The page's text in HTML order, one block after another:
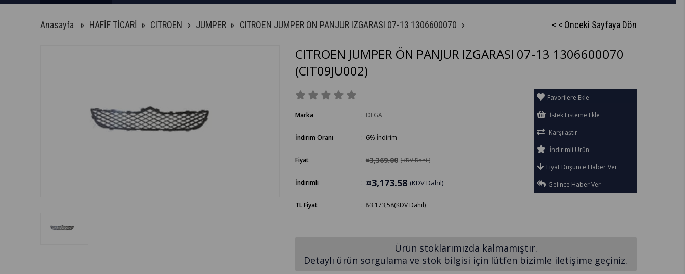
Anasayfa HAFİF TİCARİ CITROEN JUMPER CITROEN JUMPER ÖN PANJUR IZGARASI 07-13 1306600070 < < Önceki Sayfaya Dön
CITROEN JUMPER ÖN PANJUR IZGARASI 07-13 1306600070
(CIT09JU002)
Marka : DEGA
İndirim Oranı : %
6 İndirim
Fiyat : ¤3,369.00 (KDV Dahil)
İndirimli : ¤3,173.58 (KDV Dahil)
TL Fiyat : ₺3.173,58(KDV Dahil)
Favorilere Ekle
İstek Listeme Ekle
Karşılaştır
İndirimli Ürün
Fiyat Düşünce Haber Ver
Gelince Haber Ver
Ürün stoklarımızda kalmamıştır.
Detaylı ürün sorgulama ve stok bilgisi için lütfen bizimle iletişime geçiniz.